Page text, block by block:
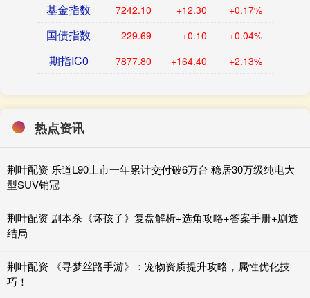
基金指数 7242.10 +12.30 +0.17%
国债指数 229.69 +0.10 +0.04%
期指IC0 7877.80 +164.40 +2.13%
热点资讯
荆叶配资 乐道L90上市一年累计交付破6万台 稳居30万级纯电大
型SUV销冠
荆叶配资 剧本杀《坏孩子》复盘解析+选角攻略+答案手册+剧透
结局
荆叶配资 《寻梦丝路手游》：宠物资质提升攻略，属性优化技
巧！